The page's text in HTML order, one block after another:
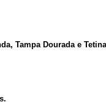
Tampa Dourada e